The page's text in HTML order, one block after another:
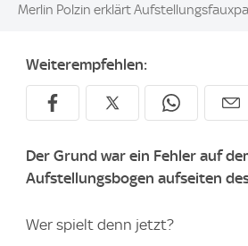
Image:
Merlin Polzin erklärt
Weiterempfehlen:
Der Grund war ein Fehler auf
Aufstellungsbogen aufseiten
Wer spielt denn jetzt?